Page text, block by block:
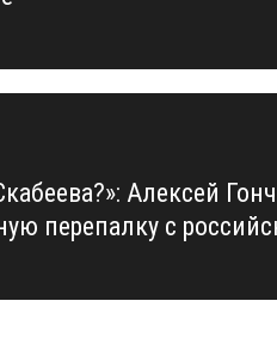
Алексей
перепалку с